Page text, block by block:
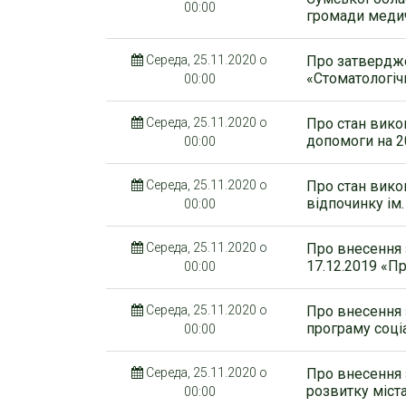
00:00
громади
Середа, 25.11.2020 о
00:00
Про
Середа, 25.11.2020 о
00:00
Про стан
допомоги на
Середа, 25.11.2020 о
00:00
Про стан
відпочинку
Середа, 25.11.2020 о
00:00
Про внесення
17.12.2019
Середа, 25.11.2020 о
00:00
Про внесення
програму
Середа, 25.11.2020 о
00:00
Про внесення
розвитку